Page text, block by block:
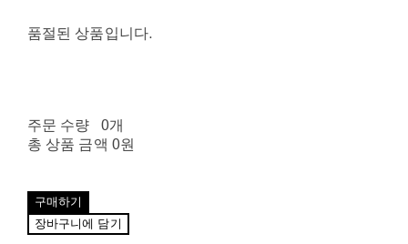
품절된 상품입니다.
주문 수량
0개
총 상품 금액 0원
구매하기
장바구니에 담기